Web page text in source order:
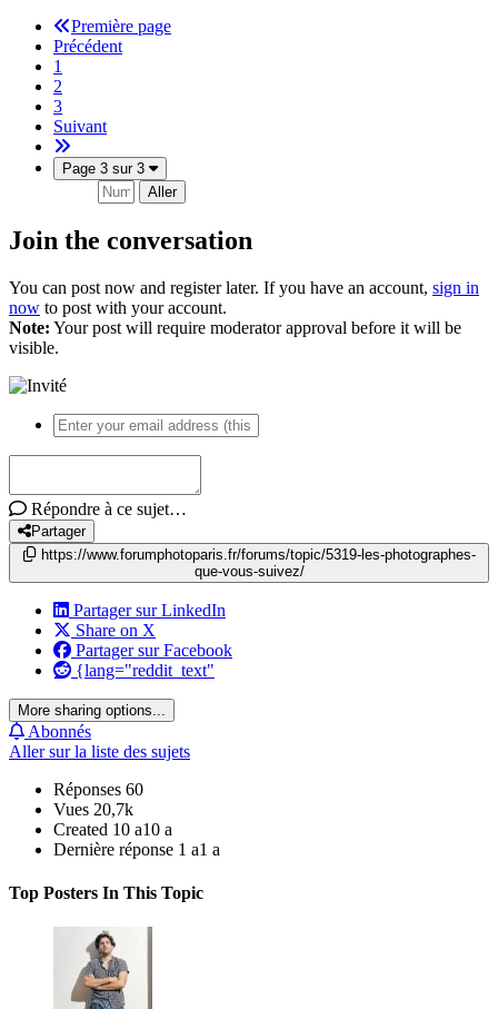
Première page
Précédent
1
2
3
Suivant
Page 3 sur 3
Aller
Join the conversation
You can post now and register later. If you have an account, sign in
now to post with your account.
Note: Your post will require moderator approval before it will be
visible.
Répondre à ce sujet…
Partager
https://www.forumphotoparis.fr/forums/topic/5319-les-photographes-
que-vous-suivez/
Partager sur LinkedIn
Share on X
Partager sur Facebook
{lang="reddit_text"
More sharing options...
Abonnés
Aller sur la liste des sujets
Réponses 60
Vues 20,7k
Created 10 a10 a
Dernière réponse 1 a1 a
Top Posters In This Topic